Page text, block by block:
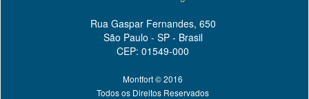
Rua Gaspar Fernandes, 650
São Paulo - SP - Brasil
CEP: 01549-000
Montfort © 2016
Todos os Direitos Reservados